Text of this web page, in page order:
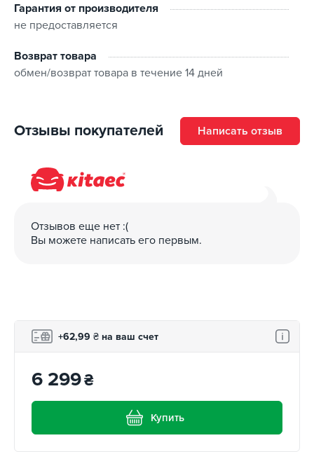
батарея емкостью 85 кв/ч - 24 часа;
Комплектация:
зарядное устройство;
Гарантия от производителя
не предоставляется
Возврат товара
обмен/возврат товара в течение 14 дней
Отзывы покупателей Написать отзыв
Отзывов еще нет :(
Вы можете написать его первым.
+62,99 ₴ на ваш счет
6 299₴
Купить